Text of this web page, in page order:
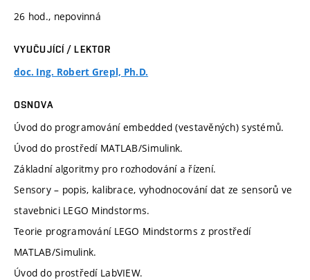
26 hod., nepovinná
VYUČUJÍCÍ / LEKTOR
doc. Ing. Robert Grepl, Ph.D.
OSNOVA
Úvod do programování embedded (vestavěných) systémů.
Úvod do prostředí MATLAB/Simulink.
Základní algoritmy pro rozhodování a řízení.
Sensory – popis, kalibrace, vyhodnocování dat ze sensorů ve
stavebnici LEGO Mindstorms.
Teorie programování LEGO Mindstorms z prostředí
MATLAB/Simulink.
Úvod do prostředí LabVIEW.